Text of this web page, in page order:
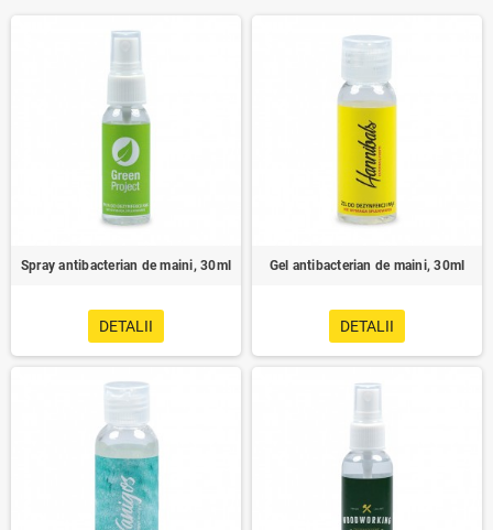
Spray antibacterian de maini, 30ml
DETALII
Gel antibacterian de maini, 30ml
DETALII